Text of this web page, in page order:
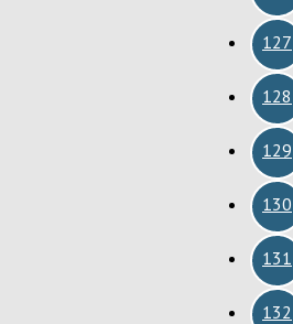
127
128
129
130
131
132